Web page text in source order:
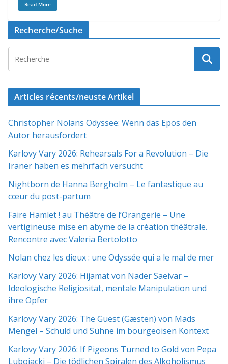
Read More
Recherche/Suche
Articles récents/neuste Artikel
Christopher Nolans Odyssee: Wenn das Epos den
Autor herausfordert
Karlovy Vary 2026: Rehearsals For a Revolution – Die
Iraner haben es mehrfach versucht
Nightborn de Hanna Bergholm – Le fantastique au
cœur du post-partum
Faire Hamlet ! au Théâtre de l’Orangerie – Une
vertigineuse mise en abyme de la création théâtrale.
Rencontre avec Valeria Bertolotto
Nolan chez les dieux : une Odyssée qui a le mal de mer
Karlovy Vary 2026: Hijamat von Nader Saeivar​​ –
Ideologische Religiosität, mentale Manipulation und
ihre Opfer
Karlovy Vary 2026: The Guest (Gæsten) von Mads
Mengel – Schuld und Sühne im bourgeoisen Kontext
Karlovy Vary 2026: If Pigeons Turned to Gold von Pepa
Lubojacki – Die tödlichen Spiralen des Alkoholismus